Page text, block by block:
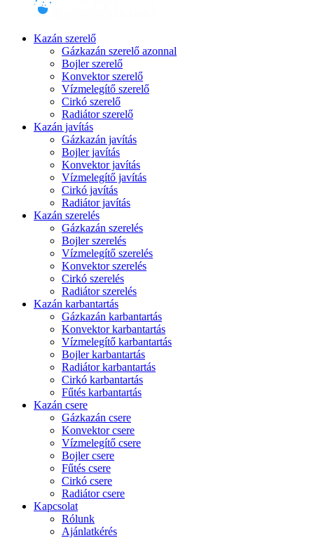
Kazán szerelő
Gázkazán szerelő azonnal
Bojler szerelő
Konvektor szerelő
Vízmelegítő szerelő
Cirkó szerelő
Radiátor szerelő
Kazán javítás
Gázkazán javítás
Bojler javítás
Konvektor javítás
Vízmelegítő javítás
Cirkó javítás
Radiátor javítás
Kazán szerelés
Gázkazán szerelés
Bojler szerelés
Vízmelegítő szerelés
Konvektor szerelés
Cirkó szerelés
Radiátor szerelés
Kazán karbantartás
Gázkazán karbantartás
Konvektor karbantartás
Vízmelegítő karbantartás
Bojler karbantartás
Radiátor karbantartás
Cirkó karbantartás
Fűtés karbantartás
Kazán csere
Gázkazán csere
Konvektor csere
Vízmelegítő csere
Bojler csere
Fűtés csere
Cirkó csere
Radiátor csere
Kapcsolat
Rólunk
Ajánlatkérés